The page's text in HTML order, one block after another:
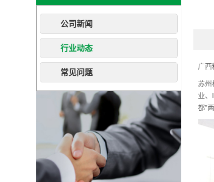
公司新闻
行业动态
常见问题
广西
苏州
业、
都”